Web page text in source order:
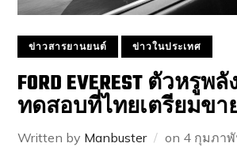
ข่าวสารยานยนต์ ข่าวในประเทศ
FORD EVEREST ตัวหรูพ
ทดสอบที่ไทยเตรียมข
Written by Manbuster on 4 กุมภา